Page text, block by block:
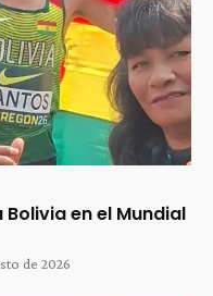
en el Mundial
de 2026